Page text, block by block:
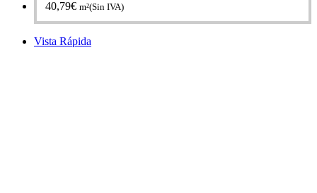
40,79€ m²(Sin IVA)
Vista Rápida